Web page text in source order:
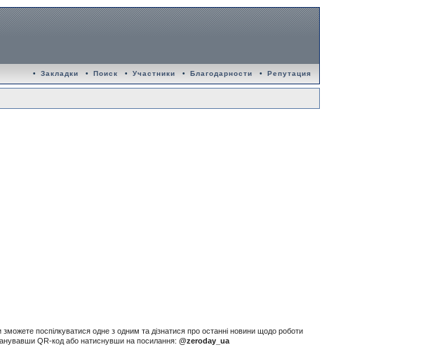
• Закладки • Поиск • Участники • Благодарности • Репутация
зможете поспілкуватися одне з одним та дізнатися про останні новини щодо роботи
QR-код або натиснувши на посилання: @zeroday_ua